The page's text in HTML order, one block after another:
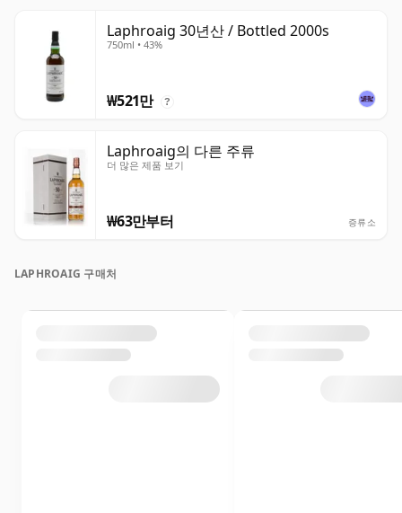
Laphroaig 30년산 / Bottled 2000s
750ml • 43%
₩521만 ?
Laphroaig의 다른 주류
더 많은 제품 보기
₩63만부터 증류소
LAPHROAIG 구매처